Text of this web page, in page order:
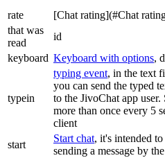
rate
[Chat rating](#Chat
that was
read
id
keyboard Keyboard with options,
typein
typing event, in the text
you can send the typed
to the JivoChat app user.
more than once every 5
client
start
Start chat, it's intended
sending a message by